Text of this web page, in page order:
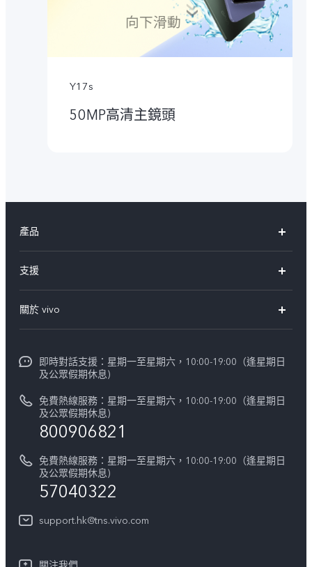
向下滑動
Y17s
50MP高清主鏡頭
產品
X300
Y21d
支援
服務中心
Funtouch OS
系統升級
零配件價格查詢
IMEI 碼驗證
維修進度
保修條款
客戶服務私隱聲明
關於 vivo
新聞資訊
vivo工作
法律聲明
vivo 私隱中心
即時對話支援：星期一至星期六，10:00-19:00（逢星期日
及公眾假期休息)
免費熱線服務：星期一至星期六，10:00-19:00（逢星期日
及公眾假期休息)
800906821
免費熱線服務：星期一至星期六，10:00-19:00（逢星期日
及公眾假期休息)
57040322
support.hk@tns.vivo.com